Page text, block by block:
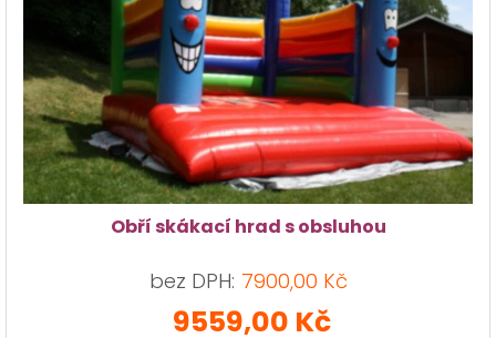
Obří skákací hrad s obsluhou
bez DPH: 7900,00 Kč
9559,00 Kč